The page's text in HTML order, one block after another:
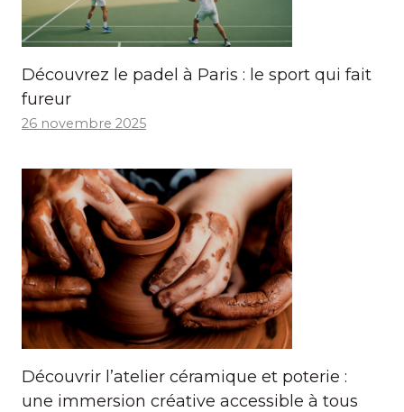
Découvrez le padel à Paris : le sport qui fait
fureur
26 novembre 2025
Découvrir l’atelier céramique et poterie :
une immersion créative accessible à tous